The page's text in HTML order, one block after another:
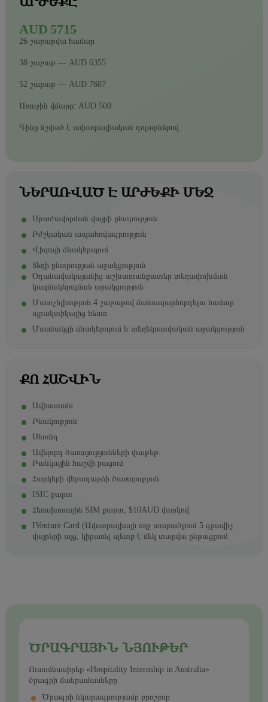
AUD 5715
26 շաբաթվա համար
38 շաբաթ — AUD 6355
52 շաբաթ — AUD 7607
Առաջին վճարը: AUD 500
Գինը նշված է ավստրալիական դոլարներով
ՆԵՐԱՌՎԱԾ Է ԱՐԺԵՔԻ ՄԵՋ
Սթաժավորման վայրի ընտրություն
Բժշկական ապահովագրություն
Վիզայի ձևակերպում
Տեղի ընտրության աջակցություն
Օդանավակայանից աշխատանքատեր տեղափոխման
կազմակերպման աջակցություն
Մատչելիություն 4 շաբաթով ճանապարհորդելու համար
պրակտիկայից հետո
Մասնակցի ձևակերպում և տեղեկատվական աջակցություն
ՔՈ ՀԱՇՎԻՆ
Ավիատոմս
Բնակություն
Սնունդ
Ավելորդ ծառայությունների փաթեթ:
Բանկային հաշվի բացում
Հարկերի վերադարձի ծառայություն
ISIC քարտ
Հեռախոսային SIM քարտ, $10AUD վարկով
IVenture Card (Ավստրալիայի ողջ տարածքում 5 գրավիչ
վայրերի այց, կիրառել պետք է մեկ տարվա ընթացքում
ԾՐԱԳՐԱՅԻՆ ՆՅՈՒԹԵՐ
Ուսումնասիրեք «Hospitality Internship in Australia»
ծրագրի մանրամասները
Ծրագրի նկարագրությամբ բրոշյուր